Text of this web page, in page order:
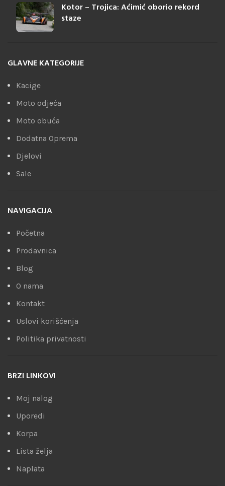
Kotor – Trojica: Aćimić oborio rekord
staze
GLAVNE KATEGORIJE
Kacige
Moto odjeća
Moto obuća
Dodatna Oprema
Djelovi
Sale
NAVIGACIJA
Početna
Prodavnica
Blog
O nama
Kontakt
Uslovi korišćenja
Politika privatnosti
BRZI LINKOVI
Moj nalog
Uporedi
Korpa
Lista želja
Naplata